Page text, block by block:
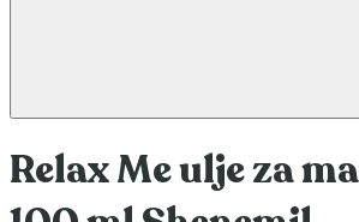
Relax Me ulje za